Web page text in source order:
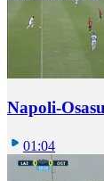
Napoli-
01:04